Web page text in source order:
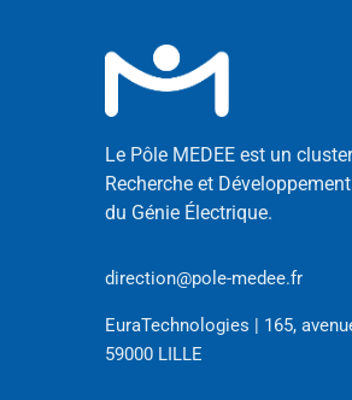
Le Pôle MEDEE est un
Recherche et
du Génie Électrique.
direction@pole-medee.fr
EuraTechnologies | 165,
59000 LILLE